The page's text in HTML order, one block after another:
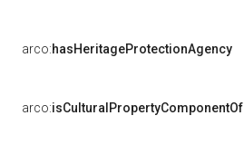
arco:hasHeritageProtectionAgency
arco:isCulturalPropertyComponentOf